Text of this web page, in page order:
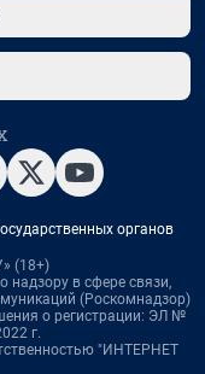
органов
(18+)
надзору в сфере связи,
(Роскомнадзор)
о регистрации: ЭЛ №
г.
"ИНТЕРНЕТ